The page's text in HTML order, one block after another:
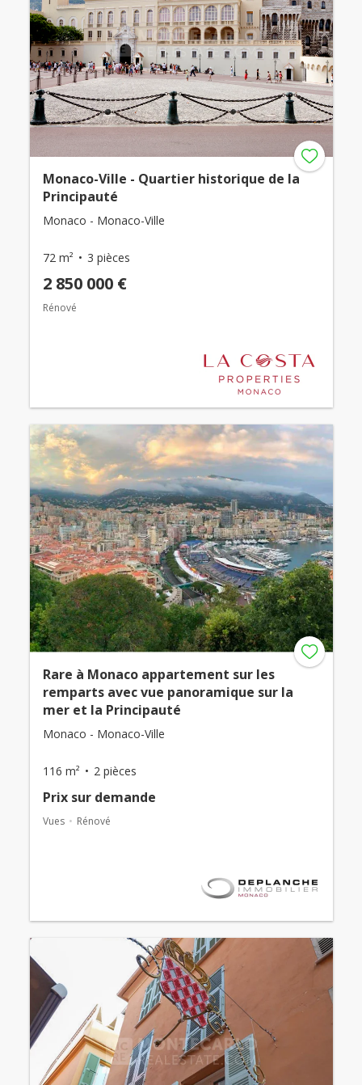
Monaco-Ville - Quartier historique de la
Principauté
Monaco - Monaco-Ville
72 m² 3 pièces
2 850 000 €
Rénové
Rare à Monaco appartement sur les
remparts avec vue panoramique sur la
mer et la Principauté
Monaco - Monaco-Ville
116 m² 2 pièces
Prix ​​sur demande
Vues Rénové